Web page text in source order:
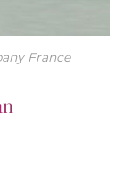
France